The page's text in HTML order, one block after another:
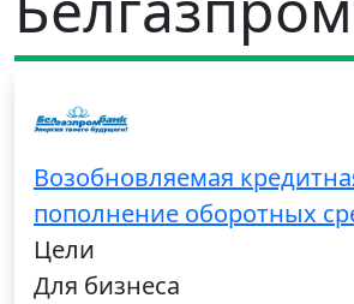
Возобновляемая
пополнение оборотных
Цели
Для бизнеса